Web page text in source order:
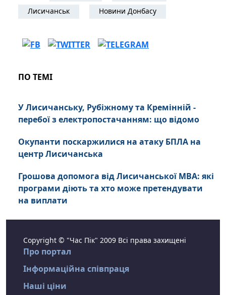
Лисичанськ
Новини Донбасу
ПО ТЕМІ
У Лисичанську, Рубіжному та Кремінній -
перебої з електропостачанням: що відомо
Окупанти поскаржилися на атаку БПЛА на
центр Лисичанська
Грошова допомога від Лисичанської МВА: які
програми діють та хто може претендувати
на виплати
Copyright © "Час Пік" 2009 Всі права захищені
Про портал
Інформаційна співпраця
Наші ціни